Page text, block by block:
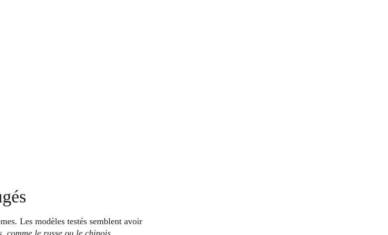
Les modèles testés semblent avoir
comme le russe ou le chinois,